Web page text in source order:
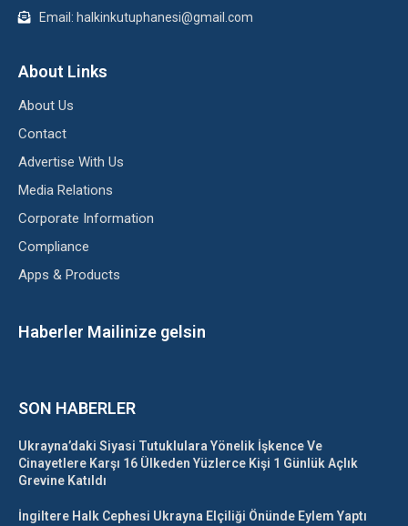
Email: halkinkutuphanesi@gmail.com
About Links
About Us
Contact
Advertise With Us
Media Relations
Corporate Information
Compliance
Apps & Products
Haberler Mailinize gelsin
SON HABERLER
Ukrayna’daki Siyasi Tutuklulara Yönelik İşkence Ve
Cinayetlere Karşı 16 Ülkeden Yüzlerce Kişi 1 Günlük Açlık
Grevine Katıldı
İngiltere Halk Cephesi Ukrayna Elçiliği Önünde Eylem Yaptı